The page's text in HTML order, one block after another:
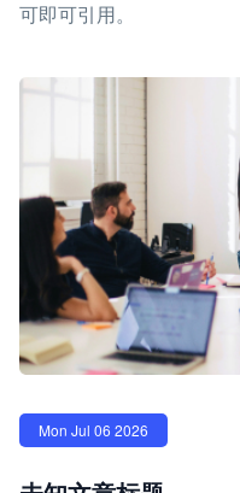
可即可引用。
Mon Jul 06 2026